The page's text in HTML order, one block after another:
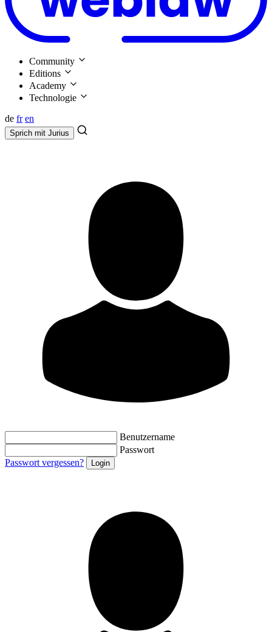
Community
Editions
Academy
Technologie
de fr en
Sprich mit Jurius
Benutzername
Passwort
Passwort vergessen?